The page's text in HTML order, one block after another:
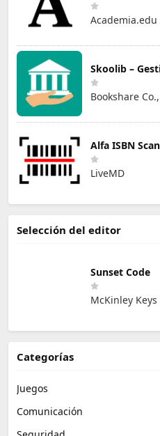
Academia.edu
Skoolib –
Bookshare
Alfa ISBN
LiveMD
Selección del editor
Sunset Code
McKinley Keys
Categorías
Juegos
Comunicación